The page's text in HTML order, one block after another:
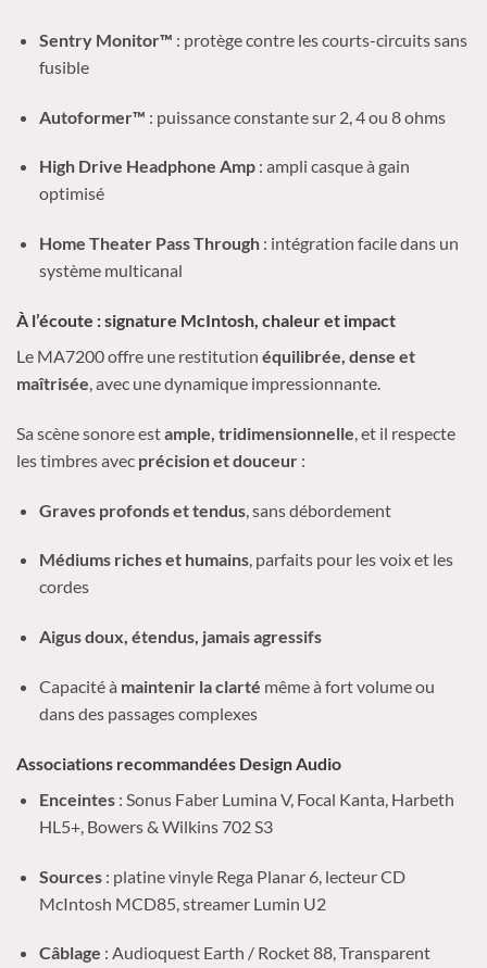
Sentry Monitor™ : protège contre les courts-circuits sans
fusible
Autoformer™ : puissance constante sur 2, 4 ou 8 ohms
High Drive Headphone Amp: ampli casque à gain
optimisé
Home Theater Pass Through: intégration facile dans un
système multicanal
À l’écoute : signature McIntosh, chaleur et impact
Le MA7200 offre une restitution équilibrée, dense et
maîtrisée, avec une dynamique impressionnante.
Sa scène sonore estample, tridimensionnelle , et il respecte
les timbres avec précision et douceur :
Graves profonds et tendus, sans débordement
Médiums riches et humains, parfaits pour les voix et les
cordes
Aigus doux, étendus, jamais agressifs
Capacité à maintenir la clarté même à fort volume ou
dans des passages complexes
Associations recommandées Design Audio
Enceintes: Sonus Faber Lumina V, Focal Kanta, Harbeth
HL5+, Bowers & Wilkins 702 S3
Sources: platine vinyle Rega Planar 6, lecteur CD
McIntosh MCD85, streamer Lumin U2
Câblage : Audioquest Earth / Rocket 88, Transparent